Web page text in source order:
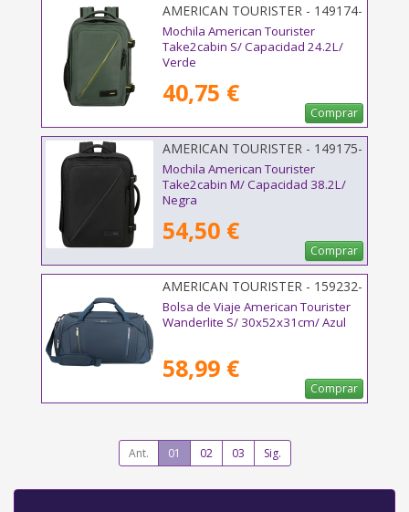
AMERICAN TOURISTER - 149174-
1257
Mochila American Tourister
Take2cabin S/ Capacidad 24.2L/
Verde
40,75 €
Comprar
AMERICAN TOURISTER - 149175-
1041
Mochila American Tourister
Take2cabin M/ Capacidad 38.2L/
Negra
54,50 €
Comprar
AMERICAN TOURISTER - 159232-
1265
Bolsa de Viaje American Tourister
Wanderlite S/ 30x52x31cm/ Azul
58,99 €
Comprar
Ant. 01 02 03 Sig.